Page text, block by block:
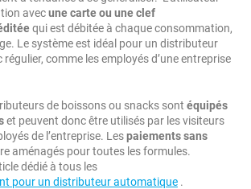
avecune carte ou une clef
qui est débitée à chaque consommation,
Le système est idéal pour un distributeur
comme les employés d’une entreprise
de boissons ou snacks sont équipés
et peuvent donc être utilisés par les visiteurs
de l’entreprise. Lespaiements sans
aménagés pour toutes les formules.
dédié à tous les
pour un distributeur automatique .